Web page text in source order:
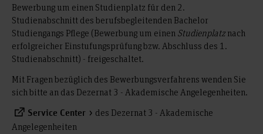
Bewerbung um einen Studienplatz für den 2.
Studienabschnitt des berufsbegleitenden Bachelor
Studiengangs Pflege (Bewerbung um einen Studienplatznach
erfolgreicher Einstufungsprüfung bzw. Abschluss des 1.
Studienabschnitt) - freigeschaltet.
Mit Fragen bezüglich des Bewerbungsverfahrens wenden Sie
sich bitte an das Dezernat 3 - Akademische Angelegenheiten.
Service Center
des Dezernat 3 - Akademische
Angelegenheiten